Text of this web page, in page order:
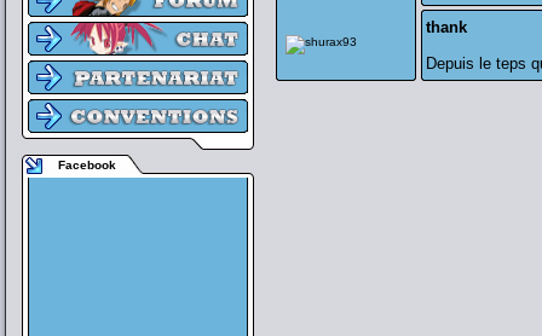
Facebook
thank
Depuis le teps